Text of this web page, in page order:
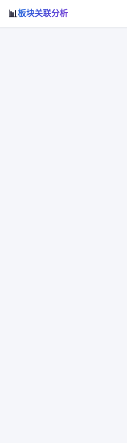
📊板块关联分析